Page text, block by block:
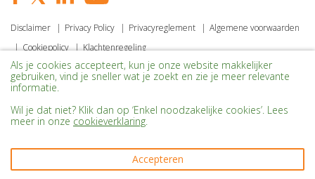
Als je cookies accepteert, kun je onze website makkelijker
gebruiken, vind je sneller wat je zoekt en zie je meer relevante
informatie.
Wil je dat niet? Klik dan op ‘Enkel noodzakelijke cookies’. Lees
meer in onze cookieverklaring.
Accepteren
Disclaimer Privacy Policy Privacyreglement
Algemene voorwaarden
Cookiepolicy
Klachtenregeling